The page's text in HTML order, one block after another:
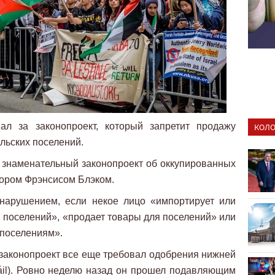
за законопроект, который запретит продажу
поселений.
законопроект об оккупированных
Фрэнсисом Блэком.
если некое лицо «импортирует или
«продает товары для поселений» или
все еще требовал одобрения нижней
Ровно неделю назад он прошел подавляющим